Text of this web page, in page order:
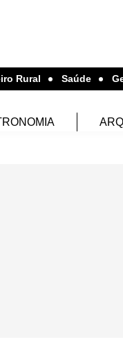
Rural Saúde